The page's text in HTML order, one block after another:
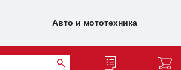
Авто и мототехника